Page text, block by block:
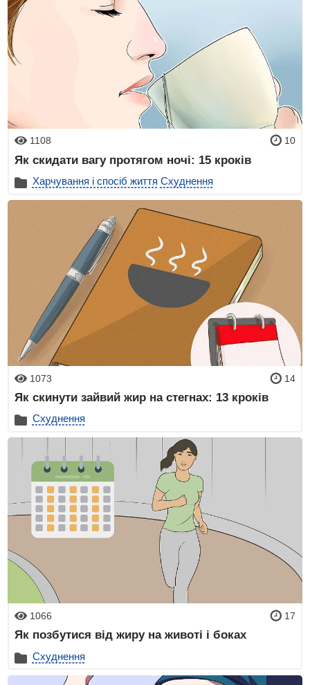
1108 10
Як скидати вагу протягом ночі: 15 кроків
Харчування і спосіб життя Схуднення
1073 14
Як скинути зайвий жир на стегнах: 13 кроків
Схуднення
1066 17
Як позбутися від жиру на животі і боках
Схуднення